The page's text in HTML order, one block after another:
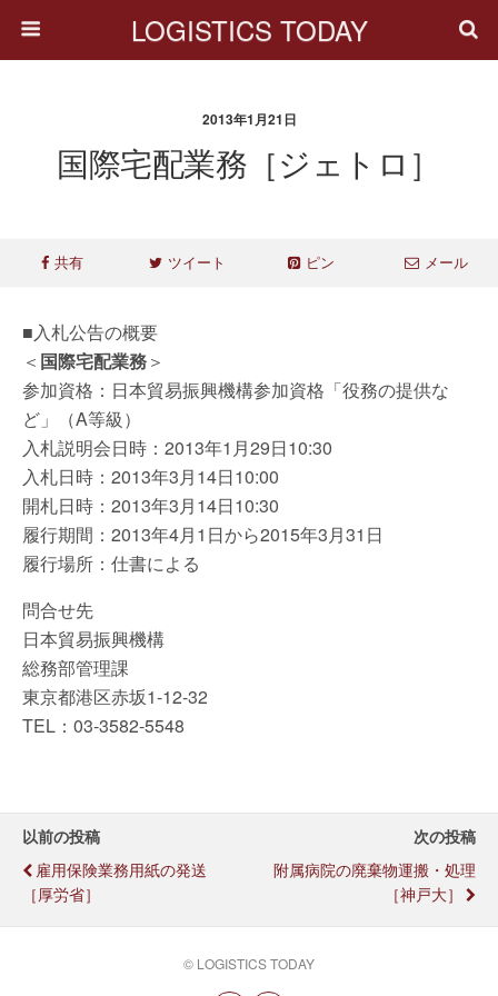
LOGISTICS TODAY
2013年1月21日
国際宅配業務［ジェトロ］
共有 ツイート ピン メール
■入札公告の概要
＜ 国際宅配業務＞
参加資格：日本貿易振興機構参加資格「役務の提供な
ど」（A等級）
入札説明会日時：2013年1月29日10:30
入札日時：2013年3月14日10:00
開札日時：2013年3月14日10:30
履行期間：2013年4月1日から2015年3月31日
履行場所：仕書による
問合せ先
日本貿易振興機構
総務部管理課
東京都港区赤坂1-12-32
TEL：03-3582-5548
以前の投稿
雇用保険業務用紙の発送
［厚労省］
次の投稿
附属病院の廃棄物運搬・処理
［神戸大］
© LOGISTICS TODAY